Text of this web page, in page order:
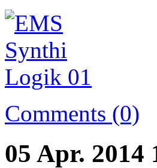
Comments (0)
05 Apr. 2014